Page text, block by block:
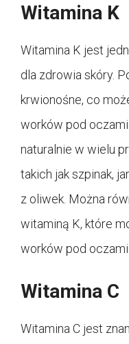
Witamina K
Witamina K jest
dla zdrowia skóry.
krwionośne, co
worków pod
naturalnie w wielu
takich jak szpinak,
z oliwek. Można
witaminą K, które
worków pod oczami.
Witamina C
Witamina C jest